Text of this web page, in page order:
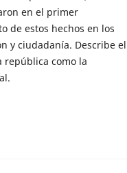
en el primer
de estos hechos en los
y ciudadanía. Describe el
república como la